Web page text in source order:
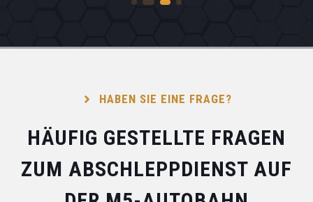
HABEN SIE EINE FRAGE?
HÄUFIG GESTELLTE FRAGEN
ZUM ABSCHLEPPDIENST AUF